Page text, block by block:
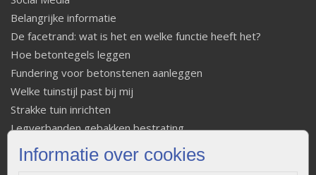
Informatie over cookies
Belangrijke informatie
De facetrand: wat is het en welke functie heeft het?
Hoe betontegels leggen
Fundering voor betonstenen aanleggen
Welke tuinstijl past bij mij
Strakke tuin inrichten
Legverbanden gebakken bestrating
Onderhoud van gebakken bestrating
Aanlegtips voor gebakken bestrating